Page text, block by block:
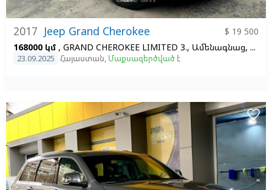
2017 Jeep Grand Cherokee
$ 19 500
168000 կմ , GRAND CHEROKEE LIMITED 3., Ամենագնաց, Գազ, Ավտոմատ, Ձախ,
23.09.2025 Հայաստան, Մաքսազերծված է
favorite_border